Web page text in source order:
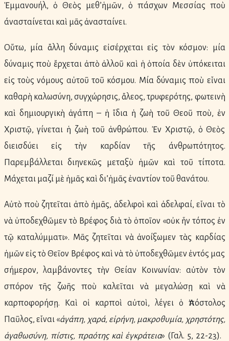
Ἐμμανουήλ, ὁ Θεὸς μεθ’ἡμῶν, ὁ πάσχων Μεσσίας ποὺ
άνασταίνεται καὶ μᾶς ἀνασταίνει.
Οὕτω, μία ἄλλη δύναμις εἰσέρχεται εἰς τὸν κόσμον: μία
δύναμις ποὺ ἔρχεται ἀπὸ ἀλλοῦ καὶ ἡ ὁποία δὲν ὑπόκειται
εἰς τοὺς νόμους αὐτοῦ τοῦ κόσμου. Μία δύναμις ποὺ εἶναι
καθαρὴ καλωσύνη, συγχώρησις, ἄλεος, τρυφερότης, φωτεινὴ
καὶ δημιουργικὴ ἀγάπη – ἡ ἴδια ἡ ζωὴ τοῦ Θεοῦ ποὺ, ἐν
Χριστῷ, γίνεται ἡ ζωὴ τοῦ ἀνθρώπου. Ἐν Χριστῷ, ὁ Θεὸς
διεισδύει εἰς τὴν καρδίαν τῆς άνθρωπότητος.
Παρεμβάλλεται διηνεκῶς μεταξὺ ἡμῶν καὶ τοῦ τίποτα.
Μάχεται μαζί μὲ ἡμᾶς καὶ δι’ἡμᾶς ἐναντίον τοῦ θανάτου.
Αὐτὸ ποὺ ζητεῖται ἀπὸ ἡμᾶς, ἀδελφοὶ καὶ ἀδελφαί, εἶναι τὸ
νὰ ὑποδεχθῶμεν τὸ Βρέφος διὰ τὸ ὁποῖον «οὐκ ἦν τόπος ἐν
τῷ καταλύμματι». Μᾶς ζητεῖται νὰ ἀνοίξωμεν τὰς καρδίας
ἡμῶν εἰς τὸ Θεῖον Βρέφος καὶ νὰ τὸ ὑποδεχθῶμεν ἐντός μας
σήμερον, λαμβάνοντες τὴν Θείαν Κοινωνίαν: αὐτὸν τὸν
σπόρον τῆς ζωῆς ποὺ καλεῖται νὰ μεγαλώσῃ καὶ νὰ
καρποφορήσῃ. Καὶ οἱ καρποὶ αὐτοὶ, λέγει ὁ Ἀπόστολος
Παῦλος, εἶναι «ἀγάπη, χαρά, εἰρήνη, μακροθυμία, χρηστότης,
ἀγαθωσύνη, πίστις, πραότης καὶ ἐγκράτεια» (Γαλ. 5, 22-23).